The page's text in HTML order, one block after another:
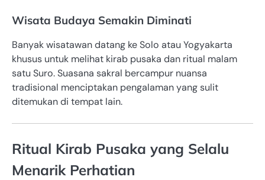
Wisata Budaya Semakin Diminati
Banyak wisatawan datang ke Solo atau Yogyakarta
khusus untuk melihat kirab pusaka dan ritual malam
satu Suro. Suasana sakral bercampur nuansa
tradisional menciptakan pengalaman yang sulit
ditemukan di tempat lain.
Ritual Kirab Pusaka yang Selalu
Menarik Perhatian